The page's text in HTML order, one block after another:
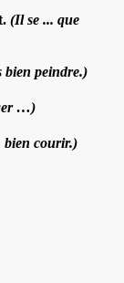
(Il se ... que
bien peindre.)
…)
bien courir.)